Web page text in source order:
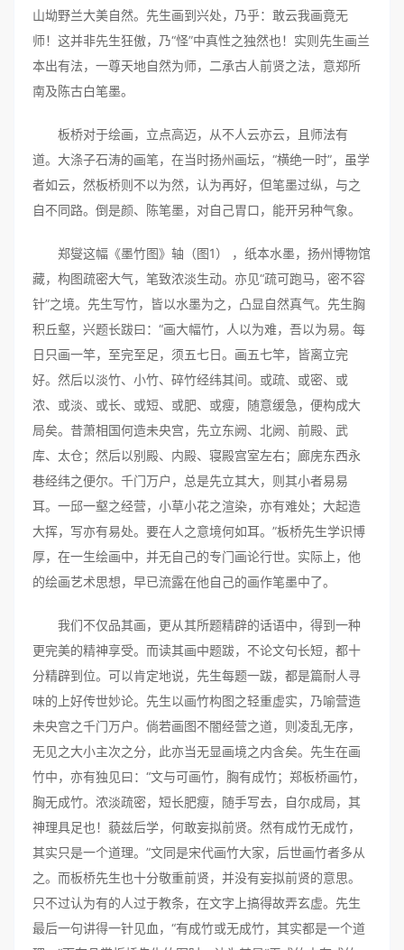
山坳野兰大美自然。先生画到兴处，乃乎：敢云我画竟无
师！这并非先生狂傲，乃“怪”中真性之独然也！实则先生画兰
本出有法，一尊天地自然为师，二承古人前贤之法，意郑所
南及陈古白笔墨。
板桥对于绘画，立点高迈，从不人云亦云，且师法有
道。大涤子石涛的画笔，在当时扬州画坛，“横绝一时”，虽学
者如云，然板桥则不以为然，认为再好，但笔墨过纵，与之
自不同路。倒是颜、陈笔墨，对自己胃口，能开另种气象。
郑燮这幅《墨竹图》轴（图1） ，纸本水墨，扬州博物馆
藏，构图疏密大气，笔致浓淡生动。亦见“疏可跑马，密不容
针”之境。先生写竹，皆以水墨为之，凸显自然真气。先生胸
积丘壑，兴题长跋曰：“画大幅竹，人以为难，吾以为易。每
日只画一竿，至完至足，须五七日。画五七竿，皆离立完
好。然后以淡竹、小竹、碎竹经纬其间。或疏、或密、或
浓、或淡、或长、或短、或肥、或瘦，随意缓急，便构成大
局矣。昔萧相国何造未央宫，先立东阙、北阙、前殿、武
库、太仓；然后以别殿、内殿、寝殿宫室左右；廊庑东西永
巷经纬之便尔。千门万户，总是先立其大，则其小者易易
耳。一邱一壑之经营，小草小花之渲染，亦有难处；大起造
大挥，写亦有易处。要在人之意境何如耳。”板桥先生学识博
厚，在一生绘画中，并无自己的专门画论行世。实际上，他
的绘画艺术思想，早已流露在他自己的画作笔墨中了。
我们不仅品其画，更从其所题精辟的话语中，得到一种
更完美的精神享受。而读其画中题跋，不论文句长短，都十
分精辟到位。可以肯定地说，先生每题一跋，都是篇耐人寻
味的上好传世妙论。先生以画竹构图之轻重虚实，乃喻营造
未央宫之千门万户。倘若画图不闇经营之道，则凌乱无序，
无见之大小主次之分，此亦当无显画境之内含矣。先生在画
竹中，亦有独见曰：“文与可画竹，胸有成竹；郑板桥画竹，
胸无成竹。浓淡疏密，短长肥瘦，随手写去，自尔成局，其
神理具足也！藐兹后学，何敢妄拟前贤。然有成竹无成竹，
其实只是一个道理。”文同是宋代画竹大家，后世画竹者多从
之。而板桥先生也十分敬重前贤，并没有妄拟前贤的意思。
只不过认为有的人过于教条，在文字上搞得故弄玄虚。先生
最后一句讲得一针见血，“有成竹或无成竹，其实都是一个道